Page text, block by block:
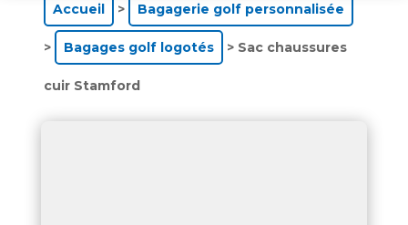
Accueil > Bagagerie golf personnalisée
> Bagages golf logotés > Sac chaussures
cuir Stamford